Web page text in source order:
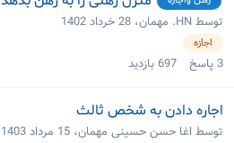
توسط HN. مهمان، 28 خرداد 1402
اجازه
3پاسخ 697 بازدید
اجاره دادن به شخص ثالث
توسط اغا حسن حسینی مهمان، 15 مرداد 1403